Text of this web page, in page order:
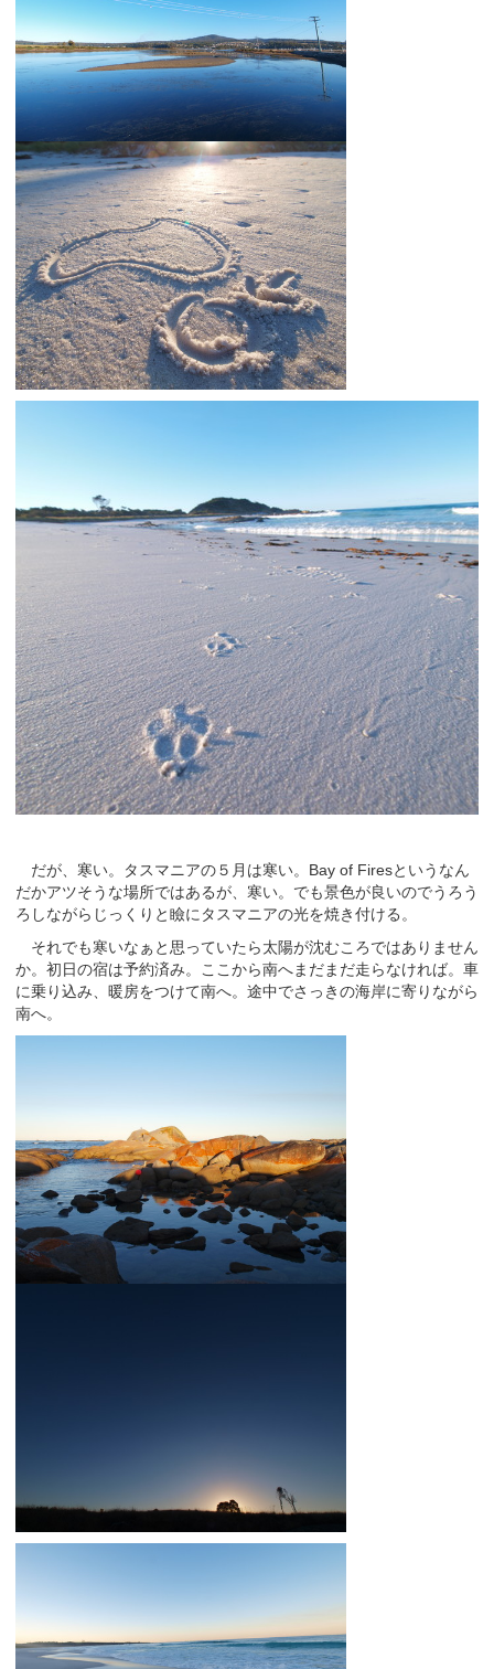
だが、寒い。タスマニアの５月は寒い。Bay of Firesというなん
だかアツそうな場所ではあるが、寒い。でも景色が良いのでうろう
ろしながらじっくりと瞼にタスマニアの光を焼き付ける。
それでも寒いなぁと思っていたら太陽が沈むころではありません
か。初日の宿は予約済み。ここから南へまだまだ走らなければ。車
に乗り込み、暖房をつけて南へ。途中でさっきの海岸に寄りながら
南へ。